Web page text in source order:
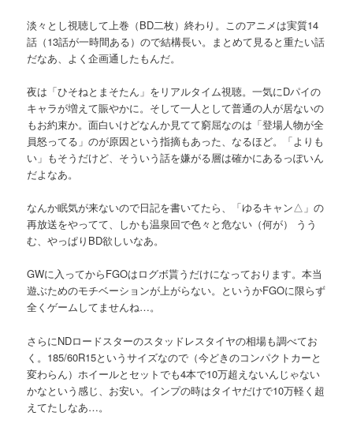
淡々とし視聴して上巻（BD二枚）終わり。このアニメは実質14
話（13話が一時間ある）ので結構長い。まとめて見ると重たい話
だなあ、よく企画通したもんだ。
夜は「ひそねとまそたん」をリアルタイム視聴。一気にDパイの
キャラが増えて賑やかに。そして一人として普通の人が居ないの
もお約束か。面白いけどなんか見てて窮屈なのは「登場人物が全
員怒ってる」のが原因という指摘もあった、なるほど。「よりも
い」もそうだけど、そういう話を嫌がる層は確かにあるっぽいん
だよなあ。
なんか眠気が来ないので日記を書いてたら、「ゆるキャン△」の
再放送をやってて、しかも温泉回で色々と危ない（何が） うう
む、やっぱりBD欲しいなあ。
GWに入ってからFGOはログボ貰うだけになっております。本当
遊ぶためのモチベーションが上がらない。というかFGOに限らず
全くゲームしてませんね…。
さらにNDロードスターのスタッドレスタイヤの相場も調べてお
く。185/60R15というサイズなので（今どきのコンパクトカーと
変わらん）ホイールとセットでも4本で10万超えないんじゃない
かなという感じ、お安い。インプの時はタイヤだけで10万軽く超
えてたしなあ…。